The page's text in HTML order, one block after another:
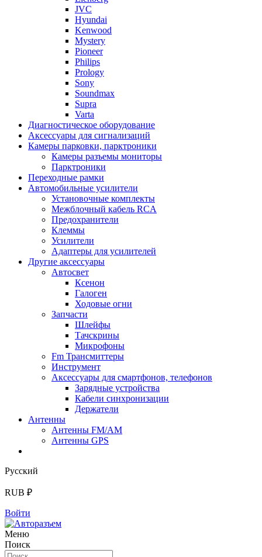
JVC
Hyundai
Kenwood
Mystery
Pioneer
Philips
Prology
Sony
Soundmax
Supra
Varta
Диагностическое оборудование
Аксессуары для сигнализаций
Камеры парковки, парктроники
Камеры разъемы мониторы
Парктроники
Переходные рамки
Автомобильные усилители
Установочные комплекты
Межблочный кабель RCA
Предохранители
Клеммы
Усилители
Адаптеры для усилителей
Другие аксессуары
Автосвет
Ксенон
Галоген
Ходовые огни
Запчасти
Шлейфы
Тачскрины
Микрофоны
Fm Трансмиттеры
Инструмент
Аксессуары для смартфонов, телефонов
Зарядные устройства
Кабели синхронизации
Держатели
Антенны
Антенны FM/AM
Антенны GPS
Русский
RUB ₽
Войти
Меню
Поиск